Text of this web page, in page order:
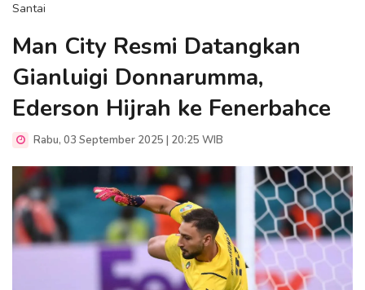
Santai
Man City Resmi Datangkan
Gianluigi Donnarumma,
Ederson Hijrah ke Fenerbahce
Rabu, 03 September 2025 | 20:25 WIB